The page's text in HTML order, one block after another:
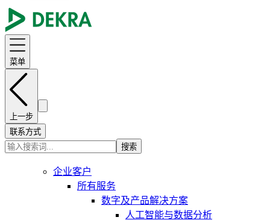
菜单
上一步
联系方式
搜索
企业客户
所有服务
数字及产品解决方案
人工智能与数据分析